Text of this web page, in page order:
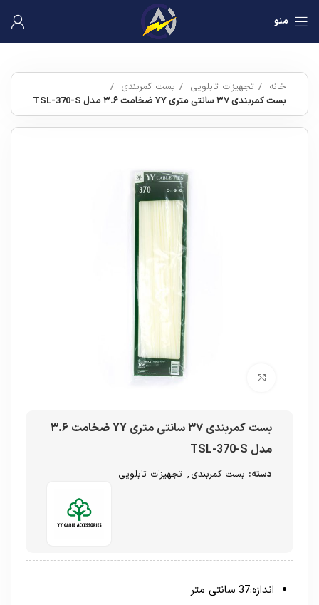
منو
خانه تجهیزات تابلویی
بست کمربندی
بست کمربندی ۳۷ سانتی متری YY ضخامت ۳.۶ مدل TSL-370-S
برای بزرگنمایی کلیک کنید
بست کمربندی ۳۷ سانتی متری YY ضخامت ۳.۶
مدل TSL-370-S
دسته: بست کمربندی , تجهیزات تابلویی
اندازه:37 سانتی متر